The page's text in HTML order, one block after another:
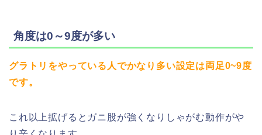
角度は0～9度が多い
グラトリをやっている人でかなり多い設定は両足0~9度
です。
これ以上拡げるとガニ股が強くなりしゃがむ動作がや